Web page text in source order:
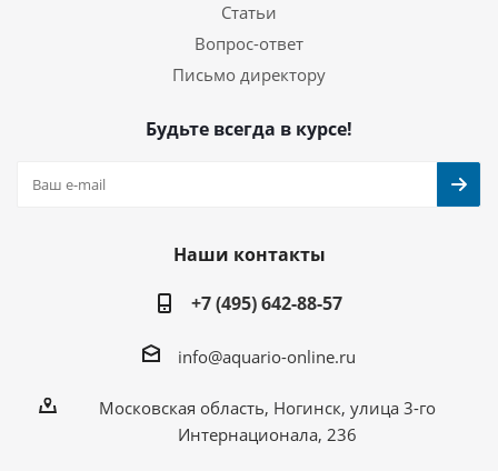
Статьи
Вопрос-ответ
Письмо директору
Будьте всегда в курсе!
Наши контакты
+7 (495) 642-88-57
info@aquario-online.ru
Московская область, Ногинск, улица 3-го
Интернационала, 236